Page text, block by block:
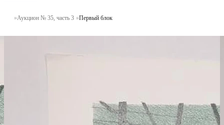
Аукцион № 35, часть 3 Первый блок